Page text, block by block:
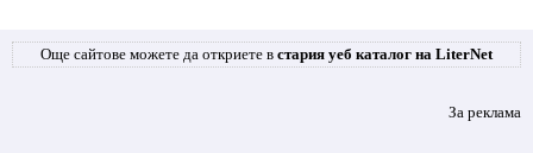
Още сайтове можете да откриете в стария уеб каталог на LiterNet
За реклама